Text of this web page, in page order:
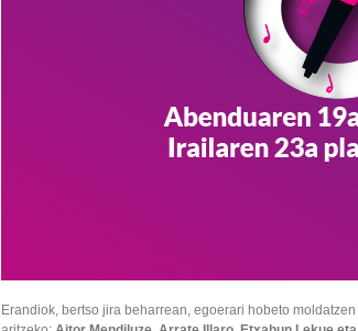
Erandiok, bertso jira beharrean, egoerari hobeto